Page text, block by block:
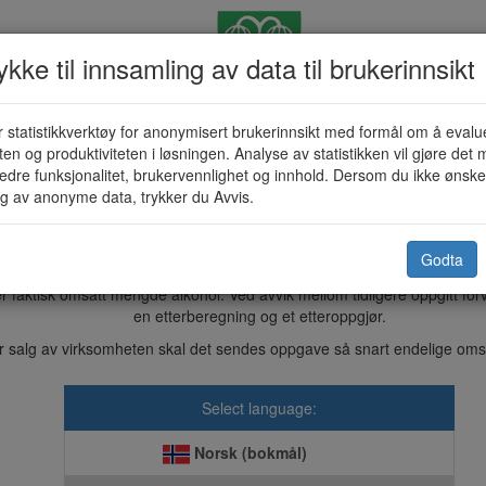
for alkohol (KF-
er grunnlaget for
. Det vil beregnes gebyr
omsatt mengde alkohol. Ved avvik mellom tidligere oppgitt
en etterberegning og et etteroppgjør.
salg av virksomheten skal det sendes oppgave så snart endelige
Select language:
Norsk (bokmål)
til innsamling av data til brukerinnsikt
statistikkverktøy for anonymisert brukerinnsikt med formål om å
og produktiviteten i løsningen. Analyse av statistikken vil gjøre det
funksjonalitet, brukervennlighet og innhold. Dersom du ikke
av anonyme data, trykker du Avvis.
Godta